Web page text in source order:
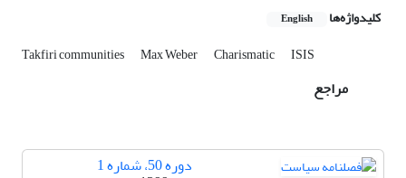
کلیدواژه‌ها English
Takfiri communities Max Weber Charismatic ISIS
مراجع
دوره 50، شماره 1